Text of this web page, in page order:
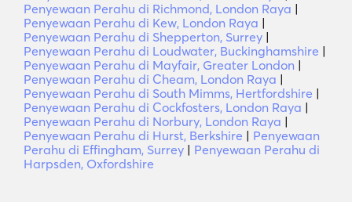
Penyewaan Perahu di Richmond, London Raya |
Penyewaan Perahu di Kew, London Raya |
Penyewaan Perahu di Shepperton, Surrey |
Penyewaan Perahu di Loudwater, Buckinghamshire |
Penyewaan Perahu di Mayfair, Greater London |
Penyewaan Perahu di Cheam, London Raya |
Penyewaan Perahu di South Mimms, Hertfordshire |
Penyewaan Perahu di Cockfosters, London Raya |
Penyewaan Perahu di Norbury, London Raya |
Penyewaan Perahu di Hurst, Berkshire | Penyewaan
Perahu di Effingham, Surrey | Penyewaan Perahu di
Harpsden, Oxfordshire